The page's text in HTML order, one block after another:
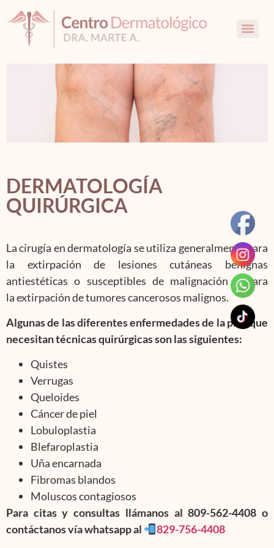
DERMATOLOGÍA
QUIRÚRGICA
La cirugía en dermatología se utiliza generalmente para
la extirpación de lesiones cutáneas benignas
antiestéticas o susceptibles de malignación y para
la extirpación de tumores cancerosos malignos.
Algunas de las diferentes enfermedades de la piel, que
necesitan técnicas quirúrgicas son las siguientes:
Quistes
Verrugas
Queloides
Cáncer de piel
Lobuloplastia
Blefaroplastia
Uña encarnada
Fibromas blandos
Moluscos contagiosos
Para citas y consultas llámanos al 809-562-4408 o
contáctanos vía whatsapp al
829-756-4408